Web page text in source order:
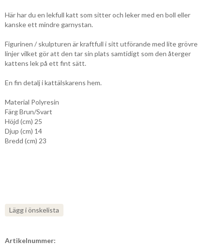
Här har du en lekfull katt som sitter och leker med en boll eller
kanske ett mindre garnystan.
Figurinen / skulpturen är kraftfull i sitt utförande med lite grövre
linjer vilket gör att den tar sin plats samtidigt som den återger
kattens lek på ett fint sätt.
En fin detalj i kattälskarens hem.
Material Polyresin
Färg Brun/Svart
Höjd (cm) 25
Djup (cm) 14
Bredd (cm) 23
Lägg i önskelista
Artikelnummer: